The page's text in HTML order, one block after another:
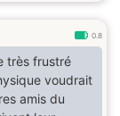
0.8
très frustré
voudrait
amis du